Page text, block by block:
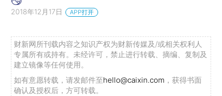
2018年12月17日 APP打开
财新网所刊载内容之知识产权为财新传媒及/或相关权利人
专属所有或持有。未经许可，禁止进行转载、摘编、复制及
建立镜像等任何使用。
如有意愿转载，请发邮件至hello@caixin.com ，获得书面
确认及授权后，方可转载。